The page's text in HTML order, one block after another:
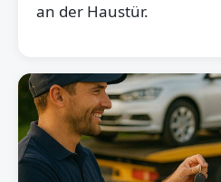
an der Haustür.